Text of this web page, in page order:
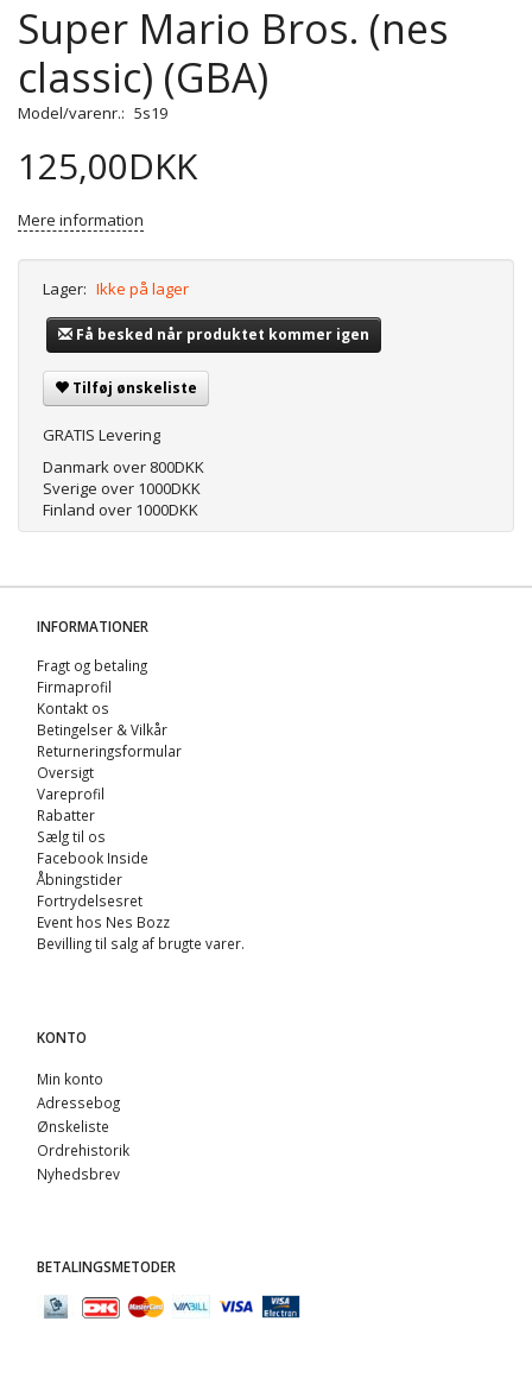
Super Mario Bros. (nes
classic) (GBA)
Model/varenr.: 5s19
125,00DKK
Mere information
Lager: Ikke på lager
Få besked når produktet kommer igen
Tilføj ønskeliste
GRATIS Levering
Danmark over 800DKK
Sverige over 1000DKK
Finland over 1000DKK
INFORMATIONER
Fragt og betaling
Firmaprofil
Kontakt os
Betingelser & Vilkår
Returneringsformular
Oversigt
Vareprofil
Rabatter
Sælg til os
Facebook Inside
Åbningstider
Fortrydelsesret
Event hos Nes Bozz
Bevilling til salg af brugte varer.
KONTO
Min konto
Adressebog
Ønskeliste
Ordrehistorik
Nyhedsbrev
BETALINGSMETODER